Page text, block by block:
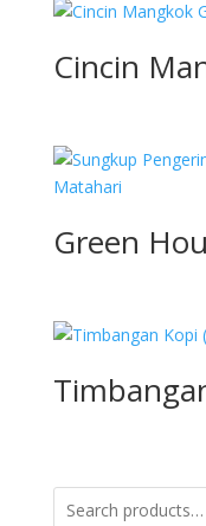
Cincin
Green